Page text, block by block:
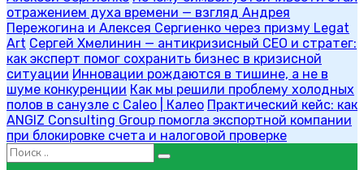
отражением духа времени — взгляд Андрея
Пережогина и Алексея Сергиенко через призму Legat
Art Сергей Хмелинин — антикризисный CEO и стратег:
как эксперт помог сохранить бизнес в кризисной
ситуации Инновации рождаются в тишине, а не в
шуме конкуренции Как мы решили проблему холодных
полов в санузле с Caleo | Калео Практический кейс: как
ANGIZ Consulting Group помогла экспортной компании
при блокировке счета и налоговой проверке